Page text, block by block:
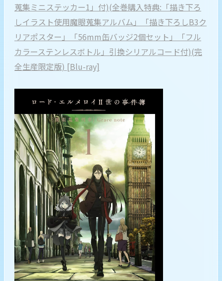
蒐集ミニステッカー1」付)(全巻購入特典:「描き下ろ
しイラスト使用魔眼蒐集アルバム」「描き下ろしB3ク
リアポスター」「56mm缶バッジ2個セット」「フル
カラーステンレスボトル」引換シリアルコード付)(完
全生産限定版) [Blu-ray]